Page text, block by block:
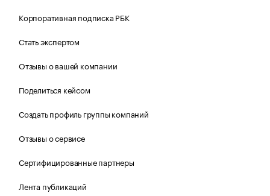
Корпоративная подписка РБК
Стать экспертом
Отзывы о вашей компании
Поделиться кейсом
Создать профиль группы компаний
Отзывы о сервисе
Сертифицированные партнеры
Лента публикаций